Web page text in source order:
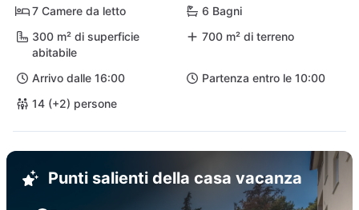
7 Camere da letto
6 Bagni
300 m² di superficie
abitabile
700 m² di terreno
Arrivo dalle 16:00
Partenza entro le 10:00
14 (+2) persone
Punti salienti della casa vacanza